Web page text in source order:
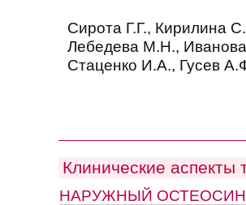
Сирота Г.Г., Кирилина
Лебедева М.Н.,
Стаценко И.А., Гусев
Клинические аспекты
НАРУЖНЫЙ